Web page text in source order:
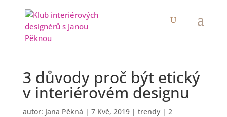
3 důvody proč být etický
v interiérovém designu
autor: Jana Pěkná | 7 Kvě, 2019| trendy| 2